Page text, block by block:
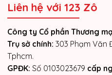
Liên hệ với 123 Zô
Công ty Cổ phần Thương
Trụ sở chính: 303 Phạm Văn
Tphcm.
GPĐK: Số 0103023679 cấp